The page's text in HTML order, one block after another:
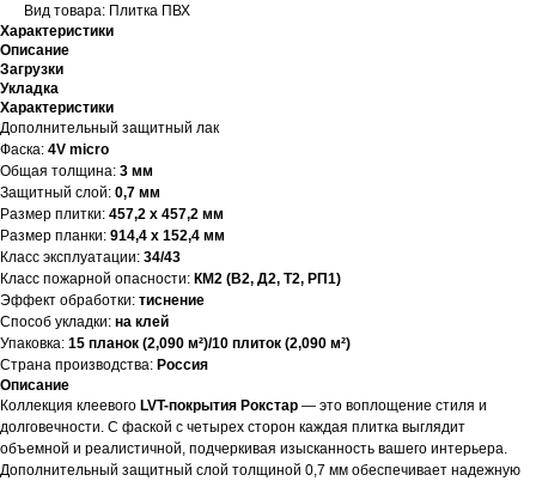
Вид товара: Плитка ПВХ
Характеристики
Описание
Загрузки
Укладка
Характеристики
Дополнительный защитный лак
Фаска: 4V micro
Общая толщина: 3 мм
Защитный слой: 0,7 мм
Размер плитки: 457,2 x 457,2 мм
Размер планки: 914,4 x 152,4 мм
Класс эксплуатации: 34/43
Класс пожарной опасности: КМ2 (В2, Д2, Т2, РП1)
Эффект обработки: тиснение
Способ укладки: на клей
Упаковка: 15 планок (2,090 м²)/10 плиток (2,090 м²)
Страна производства: Россия
Описание
Коллекция клеевого LVT-покрытия Рокстар — это воплощение стиля и
долговечности. С фаской с четырех сторон каждая плитка выглядит
объемной и реалистичной, подчеркивая изысканность вашего интерьера.
Дополнительный защитный слой толщиной 0,7 мм обеспечивает надежную